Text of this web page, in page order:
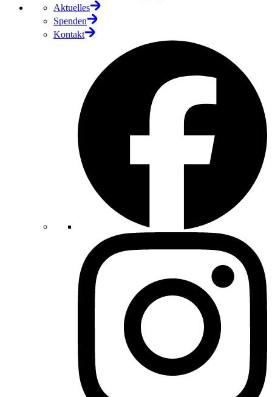
Aktuelles
Spenden
Kontakt